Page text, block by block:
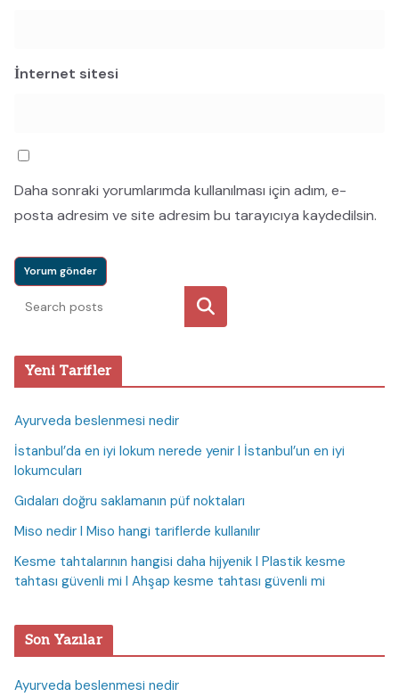
İnternet sitesi
Daha sonraki yorumlarımda kullanılması için adım, e-
posta adresim ve site adresim bu tarayıcıya kaydedilsin.
Ara
Yeni Tarifler
Ayurveda beslenmesi nedir
İstanbul’da en iyi lokum nerede yenir I İstanbul’un en iyi
lokumcuları
Gıdaları doğru saklamanın püf noktaları
Miso nedir I Miso hangi tariflerde kullanılır
Kesme tahtalarının hangisi daha hijyenik I Plastik kesme
tahtası güvenli mi I Ahşap kesme tahtası güvenli mi
Son Yazılar
Ayurveda beslenmesi nedir